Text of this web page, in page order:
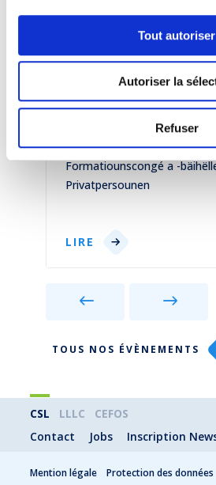
Tout autoriser
Autoriser la
Refuser
Séances d'information
Formatiounscongé a -
Privatpersounen
LIRE
TOUS NOS ÉVÈNEMENTS
CSL LLLC
CEFOS
Contact
Jobs Inscription
Mention légale Protection des données